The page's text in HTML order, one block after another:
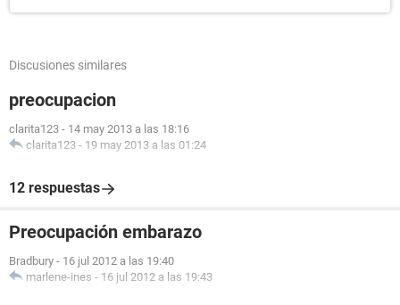
Discusiones similares
preocupacion
clarita123 - 14 may 2013 a las 18:16
clarita123 - 19 may 2013 a las 01:24
12 respuestas
Preocupación embarazo
Bradbury - 16 jul 2012 a las 19:40
marlene-ines - 16 jul 2012 a las 19:43